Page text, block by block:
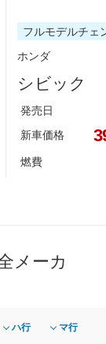
フルモデルチェ
ホンダ
シビック
発売日
新車価格
燃費
メーカ
ハ行 マ行